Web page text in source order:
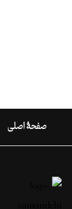
صفحۀ اصلی